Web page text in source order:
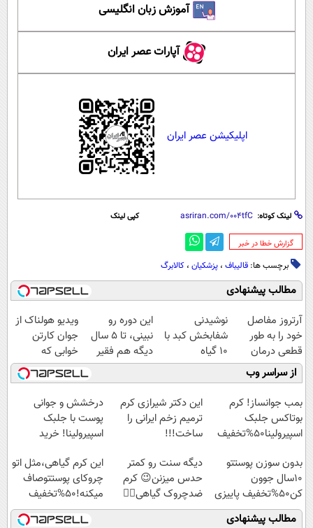
آموزش زبان انگلیسی
آپارات عصر ایران
اپلیکیشن عصر ایران
لینک کوتاه: کپی لینک
‌گزارش خطا در خبر
برچسب ها: قالیباف ، پزشکیان ، کالابرگ
مطالب پیشنهادی
آرتروز مفاصل
خود را به طور
قطعی درمان
کنید!
◗پرسش‌نامه◖
نوشیدنی
شفابخش کبد با
10 گیاه
موثر(تخفیف تا
امشب)
این دوره رو
نبینی، تا 5 سال
دیگه هم فقیر
می‌مونی! همین
الان ثبت نام کن
ویدیو هولناک از
جوان کارتن
خوابی که
میلیاردر شد.
آموزش رایگان
از سراسر وب
بمب جوانساز! کرم
بوتاکس جلبک
اسپیرولینا50%تخفیف
این دکتر شیرازی کرم
ترمیم زخم ایرانی را
ساخت!!!
درخشش و جوانی
پوست با جلبک
اسپیرولینا! خرید
بدون سوزن پوستتو
10سال جوون
کن50%تخفیف پاییزی
دیگه سنت رو کمتر
حدس میزنن😉 کرم
ضدچروک گیاهی👈🏻
45%تخفیف
این کرم گیاهی،مثل اتو
چروکای پوستتوصاف
میکنه!50%تخفیف
مطالب پیشنهادی